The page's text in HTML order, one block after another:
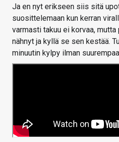
Ja en nyt erikseen siis sitä
suosittelemaan kun kerran
varmasti takuu ei korvaa,
nähnyt ja kyllä se sen kestää.
minuutin kylpy ilman